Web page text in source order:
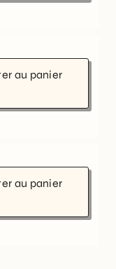
au panier
au panier